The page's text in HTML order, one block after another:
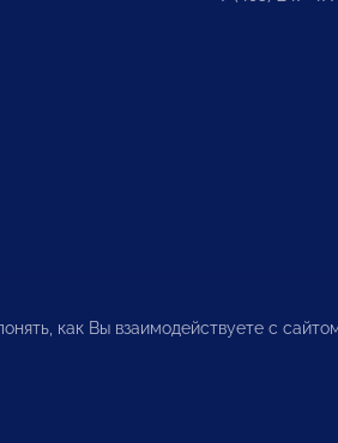
как Вы взаимодействуете с